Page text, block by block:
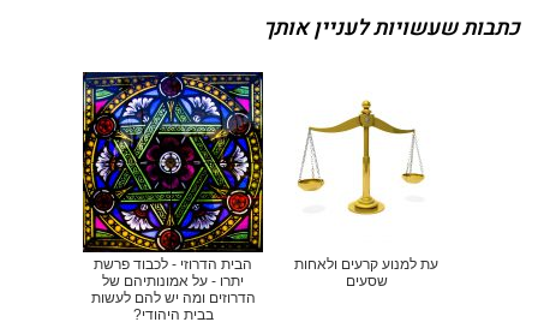
כתבות שעשויות לעניין אותך
עת למנוע קרעים ולאחות
שסעים
הבית הדרוזי - לכבוד פרשת
יתרו - על אמונותיהם של
הדרוזים ומה יש להם לעשות
בבית היהודי?